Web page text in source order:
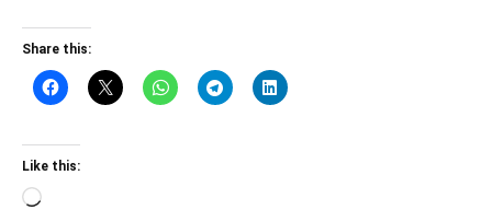
Share this:
Like this: